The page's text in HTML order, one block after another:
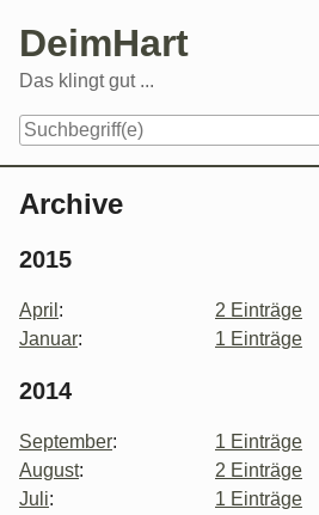
content
DeimHart
Das klingt gut ...
Archive
2015
April :
2 Einträge
Januar: 1 Einträge
2014
September:
1 Einträge
August:
2 Einträge
Juli:
1 Einträge